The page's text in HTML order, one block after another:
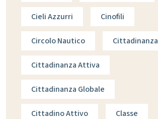
Cieli Azzurri Cinofili
Circolo Nautico Cittadinanza
Cittadinanza Attiva
Cittadinanza Globale
Cittadino Attivo Classe